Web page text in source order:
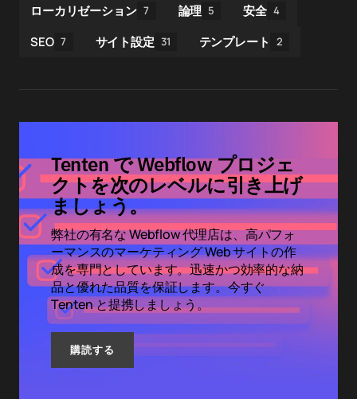
ローカリゼーション 7 論理 5 安全 4
SEO 7 サイト設定 31 テンプレート 2
Tenten で Webflow プロジェ
クトを次のレベルに引き上げ
ましょう。
弊社の有名な Webflow 代理店は、高パフォ
ーマンスのマーケティング Web サイトの作
成を専門としています。迅速かつ効率的な納
品と優れた品質を保証します。今すぐ
Tenten と提携しましょう。
購読する